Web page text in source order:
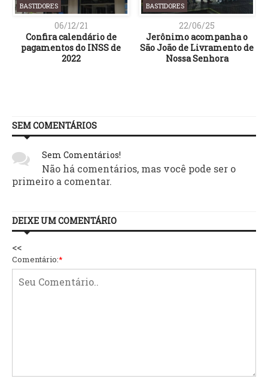
BASTIDORES
06/12/21
Confira calendário de
pagamentos do INSS de
2022
BASTIDORES
22/06/25
Jerônimo acompanha o
São João de Livramento de
Nossa Senhora
SEM COMENTÁRIOS
Sem Comentários!
Não há comentários, mas você pode ser o
primeiro a comentar.
DEIXE UM COMENTÁRIO
<<
Comentário:*